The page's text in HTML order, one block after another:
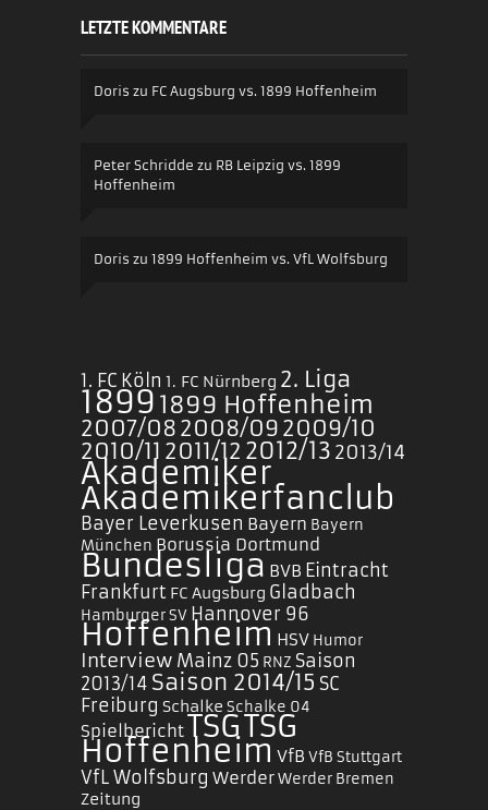
LETZTE KOMMENTARE
Doris zu FC Augsburg vs. 1899 Hoffenheim
Peter Schridde zu RB Leipzig vs. 1899
Hoffenheim
Doris zu 1899 Hoffenheim vs. VfL Wolfsburg
1. FC Köln 1. FC Nürnberg 2. Liga
1899 1899 Hoffenheim
2007/082008/092009/10
2010/11 2011/12 2012/13 2013/14
Akademiker
Akademikerfanclub
Bayer Leverkusen Bayern Bayern
München Borussia Dortmund
Bundesliga BVB Eintracht
Frankfurt FC Augsburg Gladbach
Hamburger SV Hannover 96
Hoffenheim HSV Humor
Interview Mainz 05 RNZ Saison
2013/14 Saison 2014/15 SC
Freiburg Schalke Schalke 04
SpielberichtTSGTSG
Hoffenheim VfB VfB Stuttgart
VfL Wolfsburg WerderWerder Bremen
Zeitung